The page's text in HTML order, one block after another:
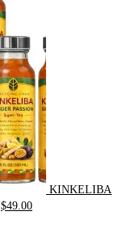
KINKELIBA
Original
$49.00Current